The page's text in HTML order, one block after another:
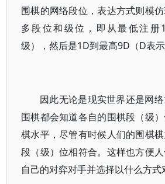
围棋的网络段位，表达方式则模
多段位和级位，即从最低注册
级），然后是1D到最高9D（D表示
因此无论是现实世界还是网
围棋都会知道各自的围棋段（级
棋水平，尽管有时候人们的围棋
段（级）位相符合。这样也方便
自己的对弈对手并选择以什么方式